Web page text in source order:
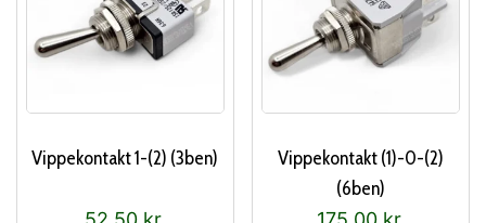
Vippekontakt 1-(2) (3ben)
Vippekontakt (1)-0-(2)
(6ben)